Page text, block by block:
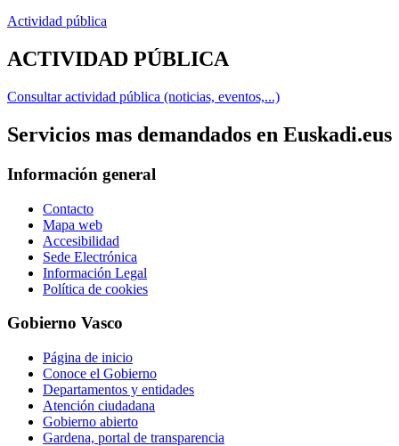
Actividad pública
ACTIVIDAD PÚBLICA
Consultar actividad pública (noticias, eventos,...)
Servicios mas demandados en Euskadi.eus
Información general
Contacto
Mapa web
Accesibilidad
Sede Electrónica
Información Legal
Política de cookies
Gobierno Vasco
Página de inicio
Conoce el Gobierno
Departamentos y entidades
Atención ciudadana
Gobierno abierto
Gardena, portal de transparencia